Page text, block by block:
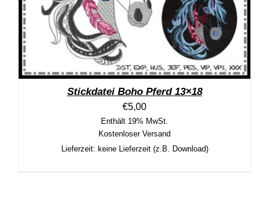
Stickdatei Boho Pferd 13×18
€5,00
Enthält 19% MwSt.
Kostenloser Versand
Lieferzeit: keine Lieferzeit (z.B. Download)